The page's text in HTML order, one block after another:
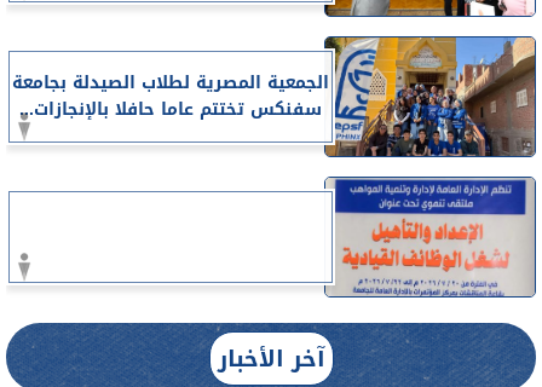
الجمعية المصرية لطلاب الصيدلة بجامعة
سفنكس تختتم عاما حافلا بالإنجازات...
آخر الأخبار